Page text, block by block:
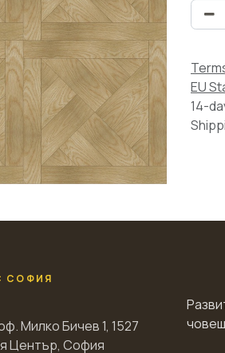
EU
14-
СОФИЯ
Милко Бичев 1, 1527
Център, София